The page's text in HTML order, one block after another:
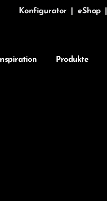
Konfigurator eShop
Inspiration Produkte